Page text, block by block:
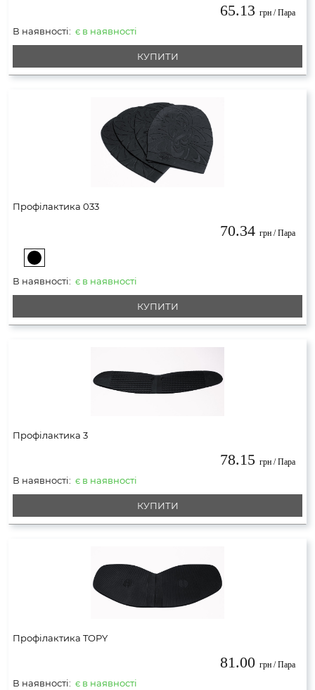
65.13 грн / Пара
В наявності: є в наявності
КУПИТИ
Профілактика 033
70.34 грн / Пара
В наявності: є в наявності
КУПИТИ
Профілактика 3
78.15 грн / Пара
В наявності: є в наявності
КУПИТИ
Профілактика TOPY
81.00 грн / Пара
В наявності: є в наявності